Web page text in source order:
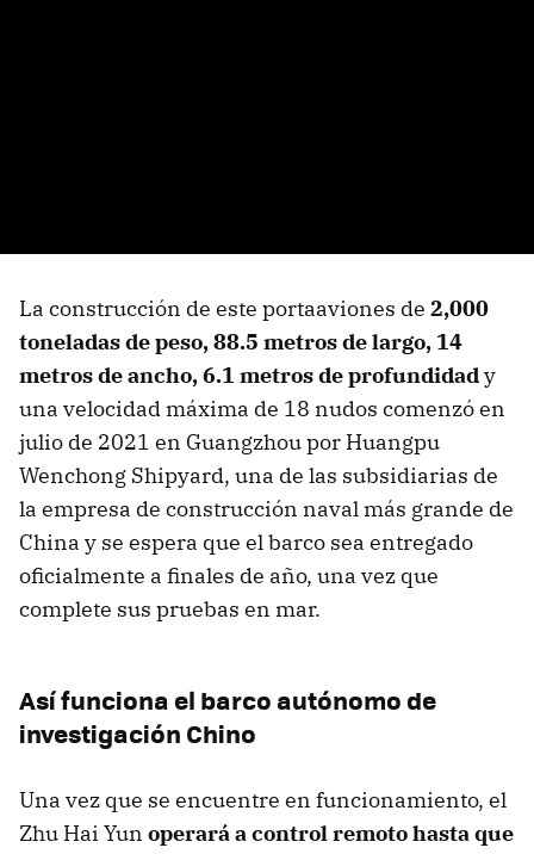
La construcción de este portaaviones de 2,000
toneladas de peso, 88.5 metros de largo, 14
metros de ancho, 6.1 metros de profundidady
una velocidad máxima de 18 nudos comenzó en
julio de 2021 en Guangzhou por Huangpu
Wenchong Shipyard, una de las subsidiarias de
la empresa de construcción naval más grande de
China y se espera que el barco sea entregado
oficialmente a finales de año, una vez que
complete sus pruebas en mar.
Así funciona el barco autónomo de
investigación Chino
Una vez que se encuentre en funcionamiento, el
Zhu Hai Yun operará a control remoto hasta que